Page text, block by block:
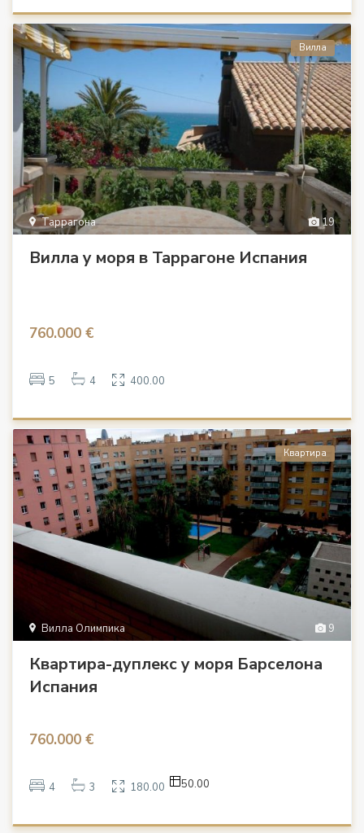
19
Таррагона
Вилла
Вилла у моря в Таррагоне Испания
760.000 €
5 4 400.00
9
Вилла Олимпика
Квартира
Квартира-дуплекс у моря Барселона
Испания
760.000 €
4 3 180.00 50.00